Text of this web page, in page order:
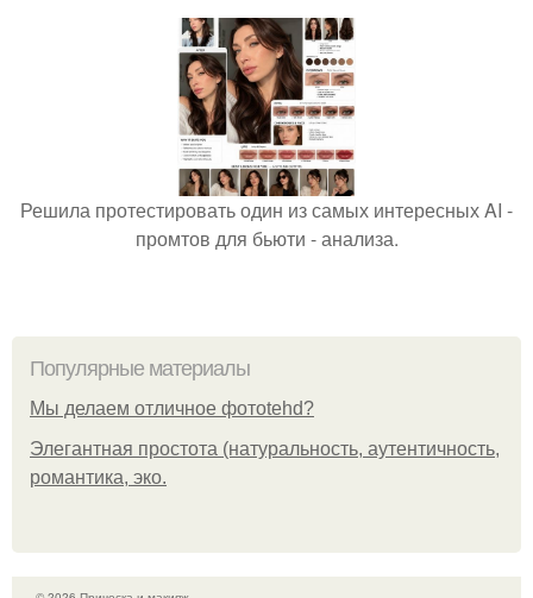
Решила протестировать один из самых интересных AI -
промтов для бьюти - анализа.
Популярные материалы
Мы делаем отличное фотоtehd?
Элегантная простота (натуральность, аутентичность,
романтика, эко.